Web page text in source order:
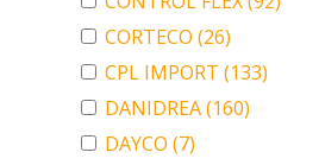
CORTECO (26)
CPL IMPORT (133)
DANIDREA(160)
DAYCO (7)